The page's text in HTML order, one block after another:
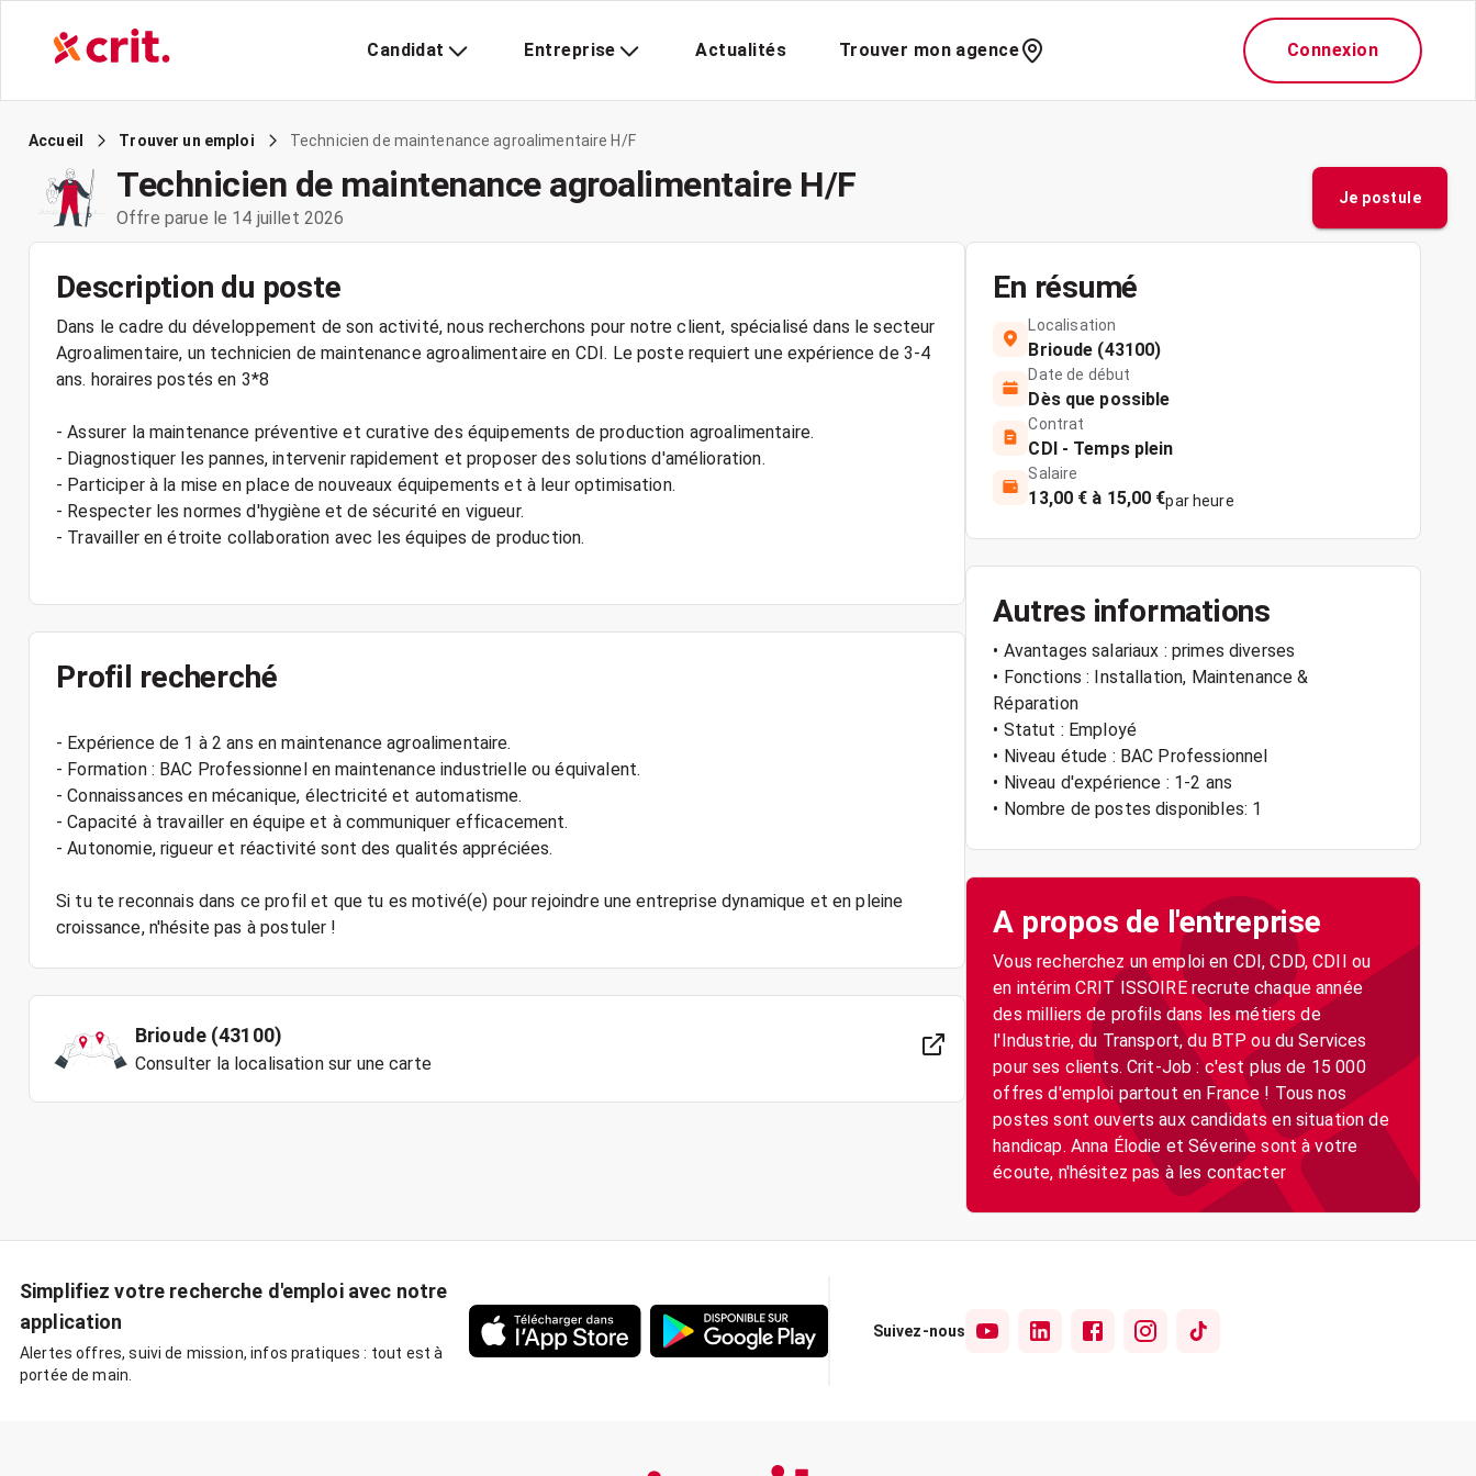
Candidat Entreprise Actualités Trouver mon agence Connexion
Accueil Trouver un emploi Technicien de maintenance agroalimentaire H/F
Technicien de maintenance agroalimentaire H/F
Offre parue le 14 juillet 2026
Je postule
Description du poste
Dans le cadre du développement de son activité, nous recherchons pour notre client, spécialisé dans le secteur
Agroalimentaire, un technicien de maintenance agroalimentaire en CDI. Le poste requiert une expérience de 3-4
ans. horaires postés en 3*8
- Assurer la maintenance préventive et curative des équipements de production agroalimentaire.
- Diagnostiquer les pannes, intervenir rapidement et proposer des solutions d'amélioration.
- Participer à la mise en place de nouveaux équipements et à leur optimisation.
- Respecter les normes d'hygiène et de sécurité en vigueur.
- Travailler en étroite collaboration avec les équipes de production.
Profil recherché
- Expérience de 1 à 2 ans en maintenance agroalimentaire.
- Formation : BAC Professionnel en maintenance industrielle ou équivalent.
- Connaissances en mécanique, électricité et automatisme.
- Capacité à travailler en équipe et à communiquer efficacement.
- Autonomie, rigueur et réactivité sont des qualités appréciées.
Si tu te reconnais dans ce profil et que tu es motivé(e) pour rejoindre une entreprise dynamique et en pleine
Brioude (43100)
Consulter la localisation sur une carte
En résumé
Localisation
Brioude (43100)
Date de début
Dès que possible
Contrat
CDI - Temps plein
Salaire
13,00 € à 15,00 €par heure
Autres informations
• Avantages salariaux : primes diverses
• Fonctions : Installation, Maintenance &
Réparation
• Statut : Employé
• Niveau étude : BAC Professionnel
• Niveau d'expérience : 1-2 ans
• Nombre de postes disponibles: 1
A propos de l'entreprise
Vous recherchez un emploi en CDI, CDD, CDII ou
en intérim CRIT ISSOIRE recrute chaque année
des milliers de profils dans les métiers de
l'Industrie, du Transport, du BTP ou du Services
pour ses clients. Crit-Job : c'est plus de 15 000
offres d'emploi partout en France ! Tous nos
postes sont ouverts aux candidats en situation de
handicap. Anna Élodie et Séverine sont à votre
écoute, n'hésitez pas à les contacter
Simplifiez votre recherche d'emploi avec notre
application
Alertes offres, suivi de mission, infos pratiques : tout est à
portée de main.
Suivez-nous